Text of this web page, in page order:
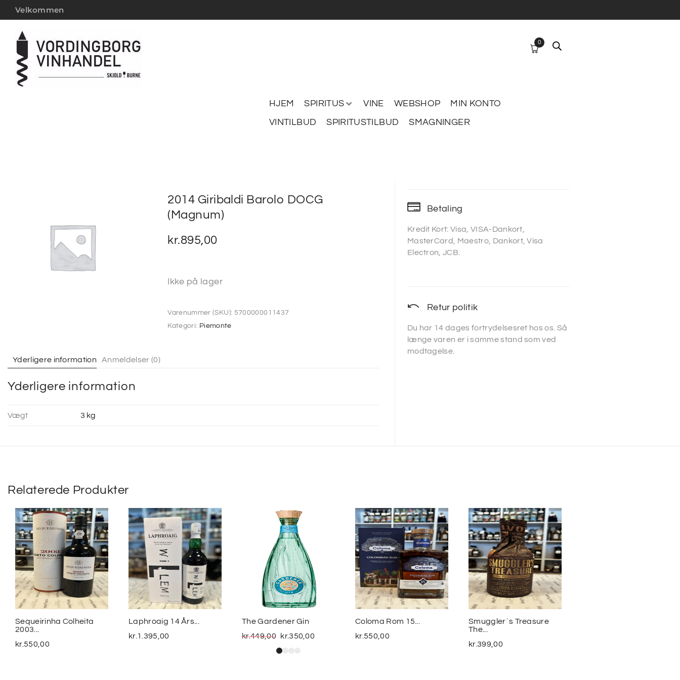
Velkommen
HJEM SPIRITUS VINE WEBSHOP
MIN KONTO
VINTILBUD
SPIRITUSTILBUD SMAGNINGER
0
2014 Giribaldi Barolo DOCG
(Magnum)
kr.895,00
Ikke på lager
Varenummer (SKU): 5700000011437
Kategori: Piemonte
Yderligere information Anmeldelser (0)
Yderligere information
Vægt 3 kg
Betaling
Kredit Kort: Visa, VISA-Dankort,
MasterCard, Maestro, Dankort, Visa
Electron, JCB.
Retur politik
Du har 14 dages fortrydelsesret hos os. Så
længe varen er i samme stand som ved
modtagelse.
Relaterede Produkter
Sequeirinha Colheita
2003...
kr.550,00
Laphroaig 14 Års...
kr. 1.395,00
The Gardener Gin
kr.449,00 kr.350,00
Coloma Rom 15...
kr.550,00
Smuggler´s Treasure
The...
kr.399,00